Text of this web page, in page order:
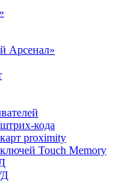
Арсенал»
кода
proximity
Touch Memory